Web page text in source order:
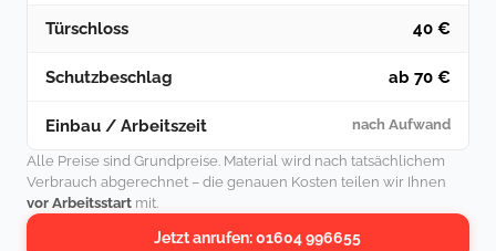
Türschloss 40 €
Schutzbeschlag ab 70 €
Einbau / Arbeitszeit nach Aufwand
Alle Preise sind Grundpreise. Material wird nach tatsächlichem
Verbrauch abgerechnet – die genauen Kosten teilen wir Ihnen
vor Arbeitsstart mit.
Jetzt anrufen: 01604 996655